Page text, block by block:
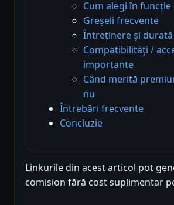
Cum alegi în
Greșeli frecvente
Întreținere și durată
Compatibilități /
importante
Când merită
nu
Întrebări frecvente
Concluzie
Linkurile din acest articol pot
comision fără cost suplimentar